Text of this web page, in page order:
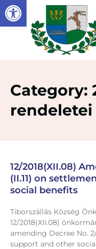
Open toolbar
Category:
rendeletei
12/2018(XII.08)
(II.11) on
social benefits
Tiborszállás Község
12/2018(XII.08)
amending Decree No.
support and other